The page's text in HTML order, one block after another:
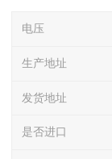
电压
生产地址
发货地址
是否进口